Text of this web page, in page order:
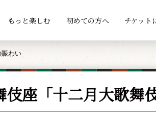
もっと楽しむ 初めての方へ チケット
賑わい
伎座「十二月大歌舞